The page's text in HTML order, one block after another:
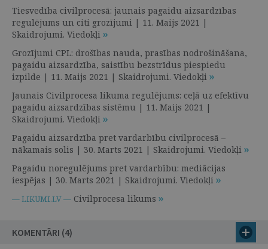
Tiesvedība civilprocesā: jaunais pagaidu aizsardzības
regulējums un citi grozījumi | 11. Maijs 2021 |
Skaidrojumi. Viedokļi
Grozījumi CPL: drošības nauda, prasības nodrošināšana,
pagaidu aizsardzība, saistību bezstrīdus piespiedu
izpilde | 11. Maijs 2021 | Skaidrojumi. Viedokļi
Jaunais Civilprocesa likuma regulējums: ceļā uz efektīvu
pagaidu aizsardzības sistēmu | 11. Maijs 2021 |
Skaidrojumi. Viedokļi
Pagaidu aizsardzība pret vardarbību civilprocesā –
nākamais solis | 30. Marts 2021 | Skaidrojumi. Viedokļi
Pagaidu noregulējums pret vardarbību: mediācijas
iespējas | 30. Marts 2021 | Skaidrojumi. Viedokļi
— LIKUMI.LV — Civilprocesa likums
KOMENTĀRI (4)